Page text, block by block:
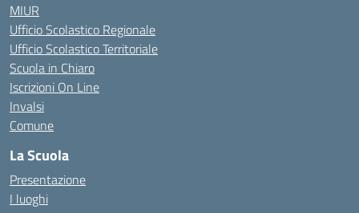
MIUR
Ufficio Scolastico Regionale
Ufficio Scolastico Territoriale
Scuola in Chiaro
Iscrizioni On Line
Invalsi
Comune
La Scuola
Presentazione
I luoghi